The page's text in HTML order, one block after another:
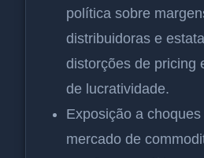
política sobre
distribuidoras e
distorções de pricing
de lucratividade.
Exposição a
mercado de